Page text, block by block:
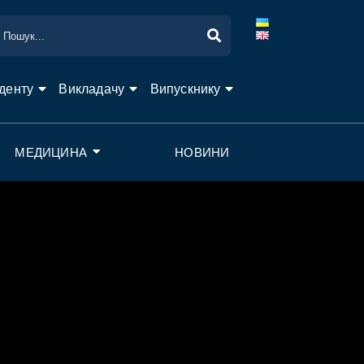
Викладачу Випускнику
МЕДИЦИНА НОВИНИ